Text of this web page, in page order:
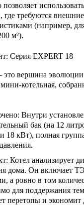
позволяет
где требуются
(например,
м²).
Серия EXPERT 18
вершина эволюции
котельная,
Внутри
бак (на 12
18 кВт), полная
Котел анализирует
дома. Он включает
а ровно в том
для поддержания
перетопы и экономит